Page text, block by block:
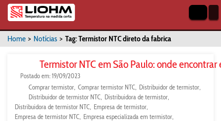
Home > Notícias > Tag: Termistor NTC direto da fabrica
Termistor NTC em São Paulo: onde encontrar
Postado em: 19/09/2023
Comprar termistor Comprar termistor NTC Distribuidor de termistor
Distribuidor de termistor NTC Distribuidora de termistor
Distribuidora de termistor NTC Empresa de termistor
Empresa de termistor NTC Empresa especializada em termistor